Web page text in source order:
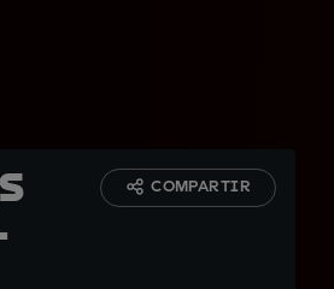
COMPARTIR